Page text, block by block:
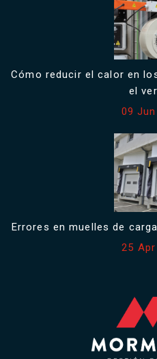
Cómo reducir el calor en
el
09
Errores en muelles de
25